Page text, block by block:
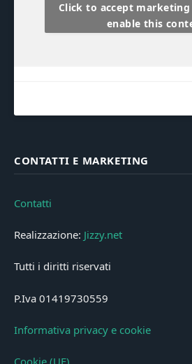
Click to accept
enable this
CONTATTI E MARKETING
Contatti
Realizzazione: Jizzy.net
Tutti i diritti riservati
P.Iva 01419730559
Informativa privacy e cookie
Cookie (UE)